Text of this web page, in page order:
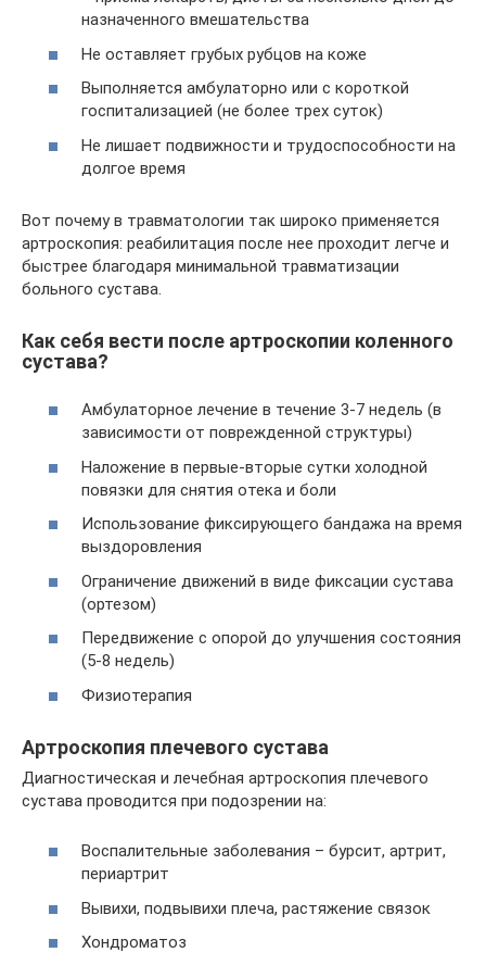
назначенного вмешательства
Не оставляет грубых рубцов на коже
Выполняется амбулаторно или с короткой
госпитализацией (не более трех суток)
Не лишает подвижности и трудоспособности на
долгое время
Вот почему в травматологии так широко применяется
артроскопия: реабилитация после нее проходит легче и
быстрее благодаря минимальной травматизации
больного сустава.
Как себя вести после артроскопии коленного
сустава?
Амбулаторное лечение в течение 3-7 недель (в
зависимости от поврежденной структуры)
Наложение в первые-вторые сутки холодной
повязки для снятия отека и боли
Использование фиксирующего бандажа на время
выздоровления
Ограничение движений в виде фиксации сустава
(ортезом)
Передвижение с опорой до улучшения состояния
(5-8 недель)
Физиотерапия
Артроскопия плечевого сустава
Диагностическая и лечебная артроскопия плечевого
сустава проводится при подозрении на:
Воспалительные заболевания – бурсит, артрит,
периартрит
Вывихи, подвывихи плеча, растяжение связок
Хондроматоз